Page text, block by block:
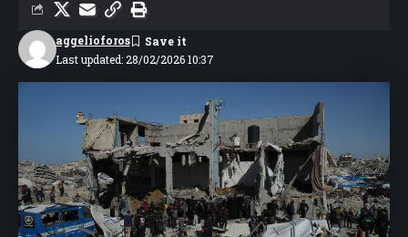
Last updated: 28/02/2026 10:37
aggelioforos